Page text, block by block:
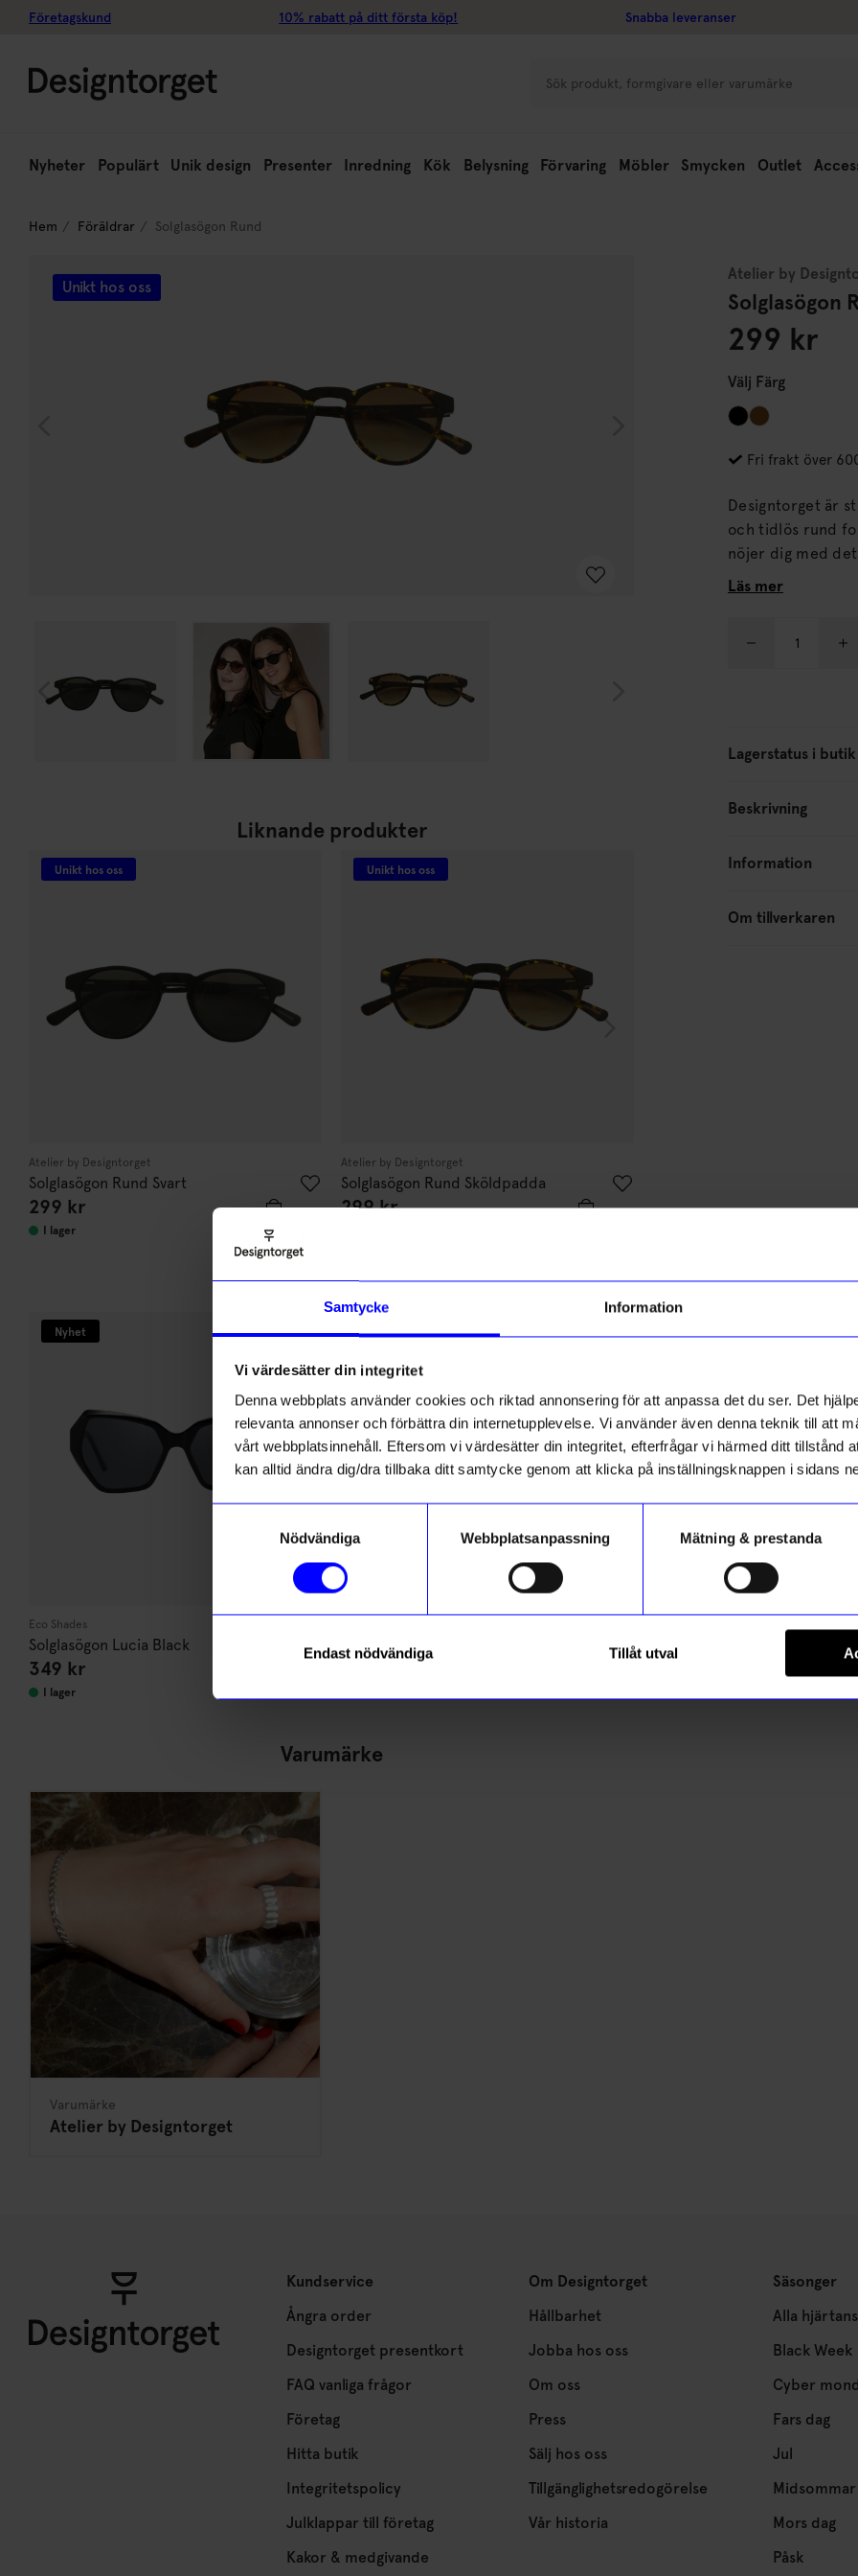
Samtycke Information
Vi värdesätter din integritet
Denna webbplats använder cookies och riktad annonsering för att anpassa det du ser. Det
relevanta annonser och förbättra din internetupplevelse. Vi använder även denna teknik till att
vårt webbplatsinnehåll. Eftersom vi värdesätter din integritet, efterfrågar vi härmed ditt tillstånd
kan alltid ändra dig/dra tillbaka ditt samtycke genom att klicka på inställningsknappen i sidans
Nödvändiga
Webbplatsanpassning Mätning & prestanda
Endast nödvändiga Tillåt utval
Företagskund 10% rabatt på ditt första köp! Snabba leveranser
Nyheter Populärt Unik design Presenter Inredning Kök Belysning Förvaring Möbler Smycken Outlet
Hem Föräldrar Solglasögon Rund
Unikt hos oss
Liknande produkter
Unikt hos oss
Atelier by Designtorget
Solglasögon Rund Svart
299 kr
I lager
Unikt hos oss
Atelier by Designtorget
Solglasögon Rund Sköldpadda
299kr
Unikt hos oss
299kr
Nyhet
Eco Shades
Solglasögon Lucia Black
349 kr
I lager
Nyhet
Solglasögon Lai Havanna Solglasögon Gallina Olive
Varumärke
Varumärke
Atelier by Designtorget
Atelier by
Solglasögon
299 kr
Välj Färg
Fri frakt över
Designtorget är
och tidlös rund form. Dessa solglasögon är tillverkade för
nöjer dig med
moderiktig och klassisk på
Läs mer
Lagerstatus i butik
Beskrivning
Information
Om tillverkaren
Kundservice
Ångra order
Designtorget presentkort
FAQ vanliga frågor
Företag
Hitta butik
Integritetspolicy
Julklappar till företag
Kakor & medgivande
Om Designtorget
Hållbarhet
Jobba hos oss
Om oss
Press
Sälj hos oss
Tillgänglighetsredogörelse
Vår historia
Säsonger
Alla
Black Week
Cyber
Fars dag
Jul
Midsommar
Mors dag
Påsk
ditt första köp
och unika erbjudanden!
Som tack får du10% rabattpå ditt
första köp.
Registrera
Läs mer om hur vi hanterar din information i vår